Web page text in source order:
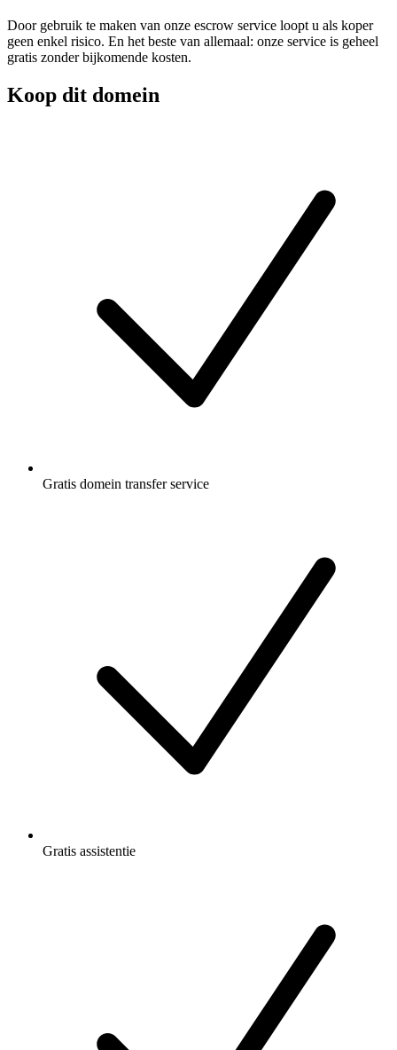
Door gebruik te maken van onze escrow service loopt u als koper
geen enkel risico. En het beste van allemaal: onze service is geheel
gratis zonder bijkomende kosten.
Koop dit domein
Gratis domein transfer service
Gratis assistentie